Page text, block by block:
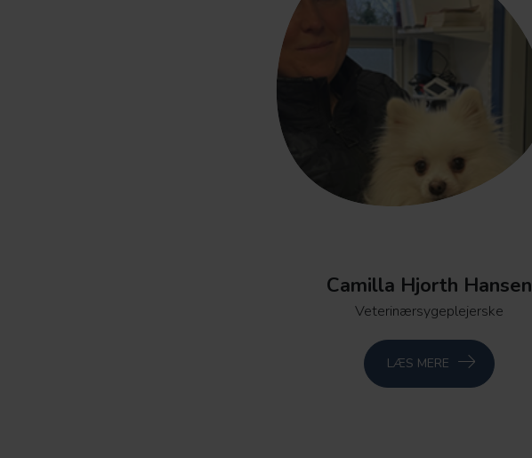
Camilla Hjorth Hansen
Veterinærsygeplejerske
LÆS MERE